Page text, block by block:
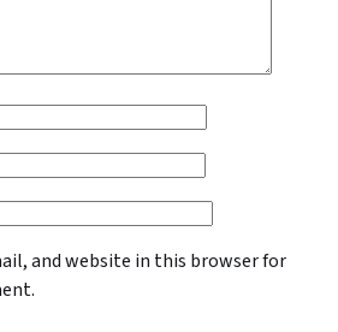
and website in this browser for